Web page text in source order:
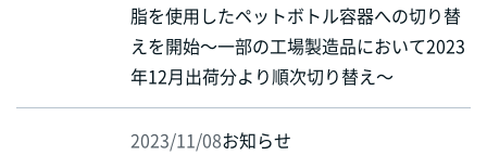
脂を使用したペットボトル容器への切り替
えを開始～一部の工場製造品において2023
年12月出荷分より順次切り替え～
2023/11/08お知らせ